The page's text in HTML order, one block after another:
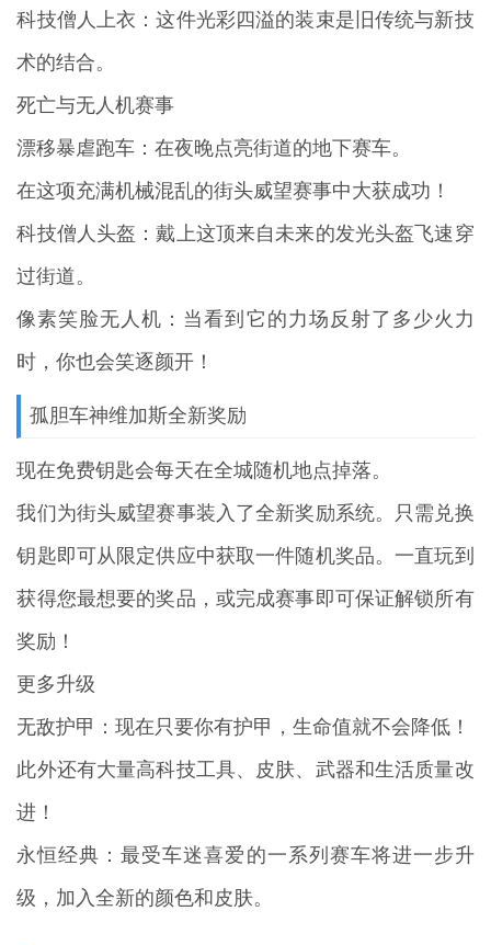
科技僧人上衣：这件光彩四溢的装束是旧传统与新技
术的结合。
死亡与无人机赛事
漂移暴虐跑车：在夜晚点亮街道的地下赛车。
在这项充满机械混乱的街头威望赛事中大获成功！
科技僧人头盔：戴上这顶来自未来的发光头盔飞速穿
过街道。
像素笑脸无人机：当看到它的力场反射了多少火力
时，你也会笑逐颜开！
孤胆车神维加斯全新奖励
现在免费钥匙会每天在全城随机地点掉落。
我们为街头威望赛事装入了全新奖励系统。只需兑换
钥匙即可从限定供应中获取一件随机奖品。一直玩到
获得您最想要的奖品，或完成赛事即可保证解锁所有
奖励！
更多升级
无敌护甲：现在只要你有护甲，生命值就不会降低！
此外还有大量高科技工具、皮肤、武器和生活质量改
进！
永恒经典：最受车迷喜爱的一系列赛车将进一步升
级，加入全新的颜色和皮肤。